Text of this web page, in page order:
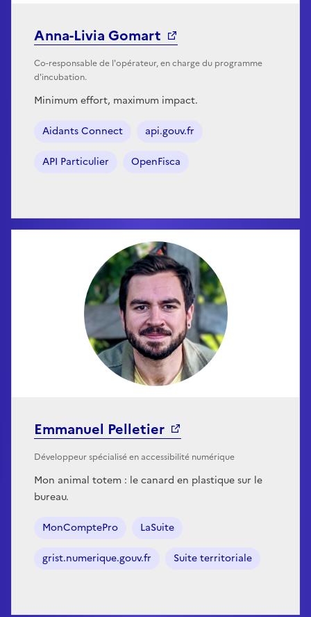
Anna-Livia Gomart
Co-responsable de l'opérateur, en charge du programme
d'incubation.
Minimum effort, maximum impact.
Aidants Connect api.gouv.fr
API Particulier OpenFisca
Emmanuel Pelletier
Développeur spécialisé en accessibilité numérique
Mon animal totem : le canard en plastique sur le
bureau.
MonComptePro LaSuite
grist.numerique.gouv.fr Suite territoriale